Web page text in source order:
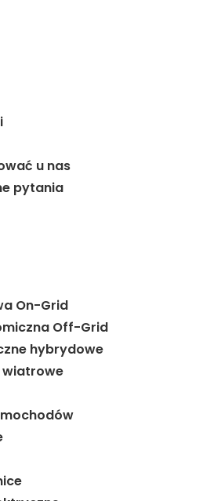
u nas
pytania
On-Grid
Off-Grid
hybrydowe
wiatrowe